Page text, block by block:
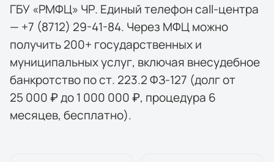
ГБУ «РМФЦ» ЧР. Единый телефон call-центра
— +7 (8712) 29-41-84. Через МФЦ можно
получить 200+ государственных и
муниципальных услуг, включая внесудебное
банкротство по ст. 223.2 ФЗ-127 (долг от
25 000 ₽ до 1 000 000 ₽, процедура 6
месяцев, бесплатно).